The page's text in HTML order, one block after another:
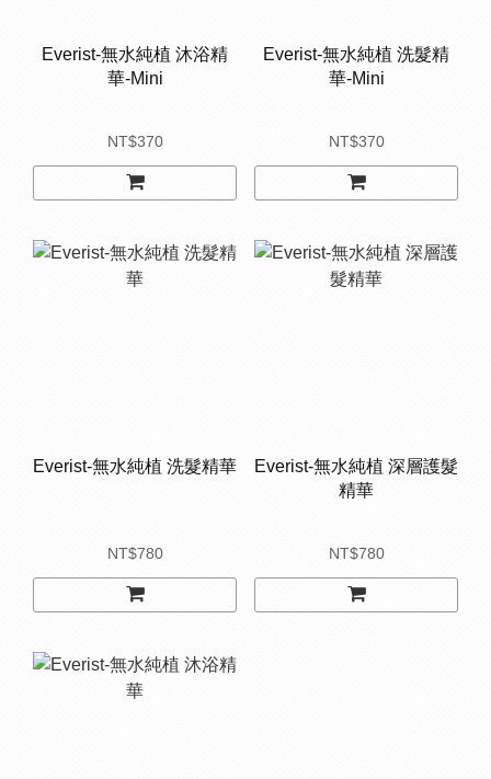
Everist-無水純植 沐浴精
華-Mini
NT$370
Everist-無水純植 洗髮精
華-Mini
NT$370
Everist-無水純植 洗髮精華
NT$780
Everist-無水純植 深層護髮
精華
NT$780